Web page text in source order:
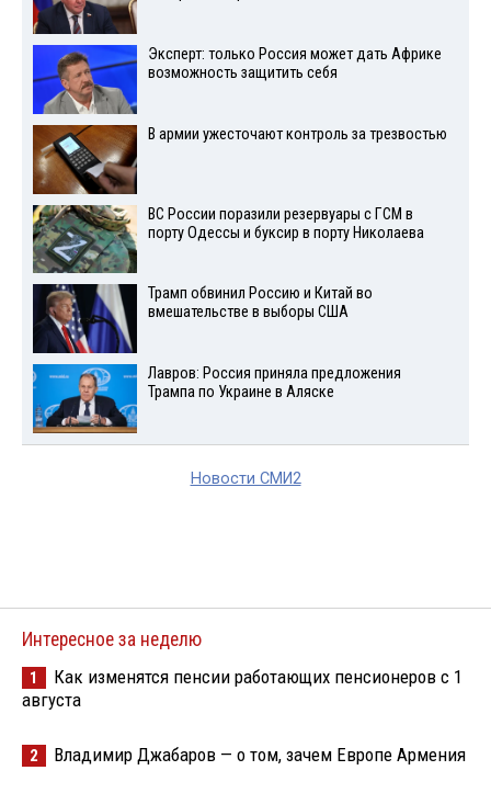
Эксперт: только Россия может дать Африке
возможность защитить себя
В армии ужесточают контроль за трезвостью
ВС России поразили резервуары с ГСМ в
порту Одессы и буксир в порту Николаева
Трамп обвинил Россию и Китай во
вмешательстве в выборы США
Лавров: Россия приняла предложения
Трампа по Украине в Аляске
Новости СМИ2
Интересное за неделю
1
Как изменятся пенсии работающих пенсионеров с 1
августа
2 Владимир Джабаров — о том, зачем Европе Армения